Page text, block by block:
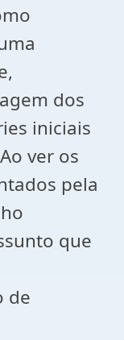
dos
iniciais
ver os
pela
que
de